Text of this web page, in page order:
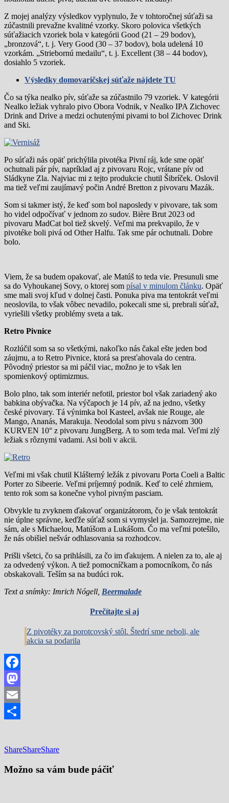
Z mojej analýzy výsledkov vyplynulo, že v tohtoročnej súťaži sa
zúčastnili prevažne kvalitné vzorky. Skoro polovica všetkých
súťažiacich vzoriek bola v kategórii Good (21 – 29 bodov),
„bronzová“, t. j. Very Good (30 – 37 bodov), bola udelená 10
vzorkám. „Striebornú medailu“, t. j. Excellent (38 – 44 bodov),
dosiahlo 5 vzoriek.
Výsledky domovaričskej súťaže nájdete TU
Čo sa týka nealko pív, súťaže sa zúčastnilo 79 vzoriek. V kategórii
Nealko ležiak vyhralo pivo Obora Vodnik, v Nealko IPA Zichovec
Drink and Drive a medzi ochutenými pivami to bol Zichovec Drink
and Ski.
Po súťaži nás opäť prichýlila pivotéka Pivní ráj, kde sme opäť
ochutnali pár pív, napríklad aj z pivovaru Rojc, vrátane pív od
Sládkyne Zla. Najviac mi z tejto produkcie chutil Šibríček. Oslovil
ma tiež veľmi zaujímavý počin André Bretton z pivovaru Mazák.
Som si takmer istý, že keď som bol naposledy v pivovare, tak som
ho videl odpočívať v jednom zo sudov. Bière Brut 2023 od
pivovaru MadCat bol tiež skvelý. Veľmi ma prekvapilo, že v
pivotéke boli pivá od Other Halfu. Tak sme pár ochutnali. Dobre
bolo.
Viem, že sa budem opakovať, ale Matúš to teda vie. Presunuli sme
sa do Vyhoukanej Sovy, o ktorej som písal v minulom článku. Opäť
sme mali svoj kľud v dolnej časti. Ponuka piva ma tentokrát veľmi
neoslovila, to však vôbec nevadilo, pokecali sme si, prebrali súťaž,
vyriešili všetky problémy sveta a tak.
Retro Pivnice
Rozlúčil som sa so všetkými, nakoľko nás čakal ešte jeden bod
záujmu, a to Retro Pivnice, ktorá sa presťahovala do centra.
Pôvodný priestor sa mi páčil viac, možno je to však len
spomienkový optimizmus.
Bolo plno, tak som interiér nefotil, priestor bol však zariadený ako
babkina obývačka. Na výčapoch je 14 pív, až na jedno, všetky
české pivovary. Tá výnimka bol Kasteel, avšak nie Rouge, ale
Mango, Ananás, Marakuja. Neodolal som pivu s názvom 300
KURVEN 10° z pivovaru JungBerg. A to som teda mal. Veľmi zlý
ležiak s rôznymi vadami. Asi boli v akcii.
Veľmi mi však chutil Klášterný ležák z pivovaru Porta Coeli a Baltic
Porter zo Sibeerie. Veľmi príjemný podnik. Keď to celé zhrniem,
tento rok som sa konečne vyhol pivným pasciam.
Obvykle tu zvyknem ďakovať organizátorom, čo je však tentokrát
nie úplne správne, keďže súťaž som si vymyslel ja. Samozrejme, nie
sám, ale s Michaelou, Matúšom a Lukášom. Čo ma veľmi potešilo,
že nás obišiel nešvár odhlasovania sa rozhodcov.
Prišli všetci, čo sa prihlásili, za čo im ďakujem. A nielen za to, ale aj
za odvedený výkon. A tiež pomocníčkam a pomocníkom, čo nás
obskakovali. Teším sa na budúci rok.
Text a snímky: Imrich Nógell, Beermalade
Prečítajte si aj
Z pivotéky za porotcovský stôl. Štedrí sme neboli, ale
akcia sa podarila
Facebook
Mastodon
Email
ShareShareShare
Možno sa vám bude páčiť